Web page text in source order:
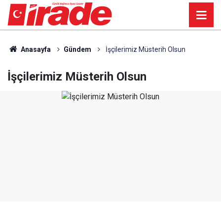
Anasayfa Gündem İşçilerimiz Müsterih Olsun
İşçilerimiz Müsterih Olsun